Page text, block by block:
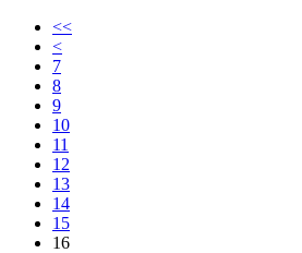
<<
<
7
8
9
10
11
12
13
14
15
16